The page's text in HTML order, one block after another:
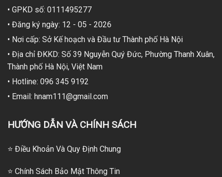
• GPKD số: 0111495277
• Đăng ký ngày: 12 - 05 - 2026
• Nơi cấp: Sở Kế hoạch và Đầu tư Thành phố Hà Nội
• Địa chỉ ĐKKD: Số 39 Nguyễn Quý Đức, Phường Thanh Xuân,
Thành phố Hà Nội, Việt Nam
• Hotline: 096 345 9192
• Email: hnam111@gmail.com
HƯỚNG DẪN VÀ CHÍNH SÁCH
⭐ Điều Khoản Và Quy Định Chung
⭐ Chính Sách Bảo Mật Thông Tin